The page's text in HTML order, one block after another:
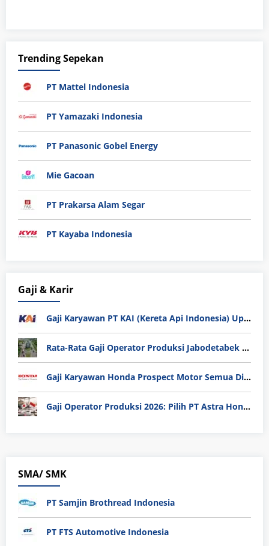
Trending Sepekan
PT Mattel Indonesia
PT Yamazaki Indonesia
PT Panasonic Gobel Energy
Mie Gacoan
PT Prakarsa Alam Segar
PT Kayaba Indonesia
Gaji & Karir
Gaji Karyawan PT KAI (Kereta Api Indonesia) Update 2025
Rata-Rata Gaji Operator Produksi Jabodetabek 2025: Bedah Tuntas UMK, Lemburan, dan Realita Hidup Buruh
Gaji Karyawan Honda Prospect Motor Semua Divisi
Gaji Operator Produksi 2026: Pilih PT Astra Honda Motor (AHM) atau Manufaktur di Jepang?
SMA/ SMK
PT Samjin Brothread Indonesia
PT FTS Automotive Indonesia